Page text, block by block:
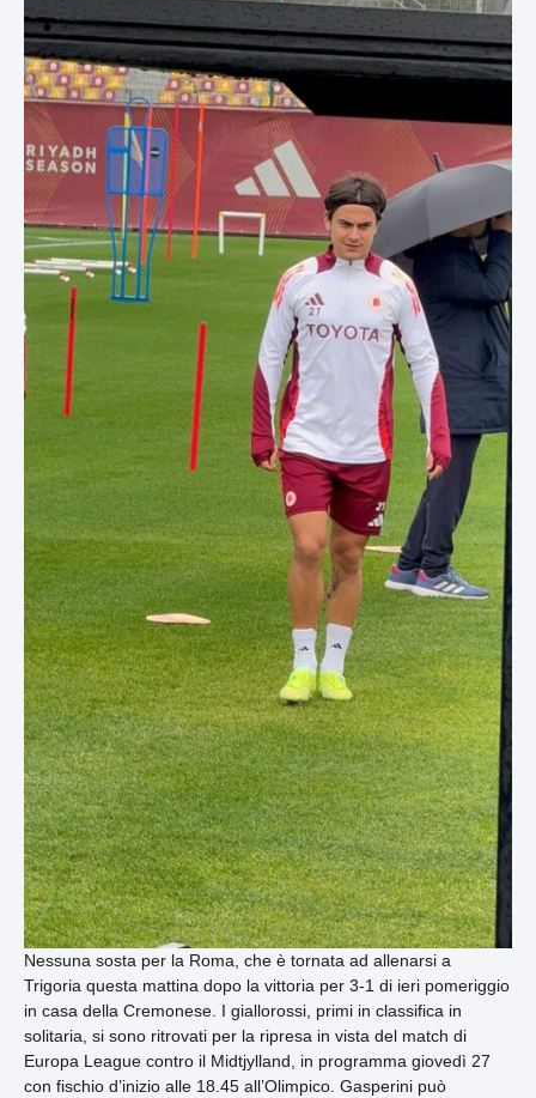
Nessuna sosta per la Roma, che è tornata ad allenarsi a
Trigoria questa mattina dopo la vittoria per 3-1 di ieri pomeriggio
in casa della Cremonese. I giallorossi, primi in classifica in
solitaria, si sono ritrovati per la ripresa in vista del match di
Europa League contro il Midtjylland, in programma giovedì 27
con fischio d’inizio alle 18.45 all’Olimpico. Gasperini può